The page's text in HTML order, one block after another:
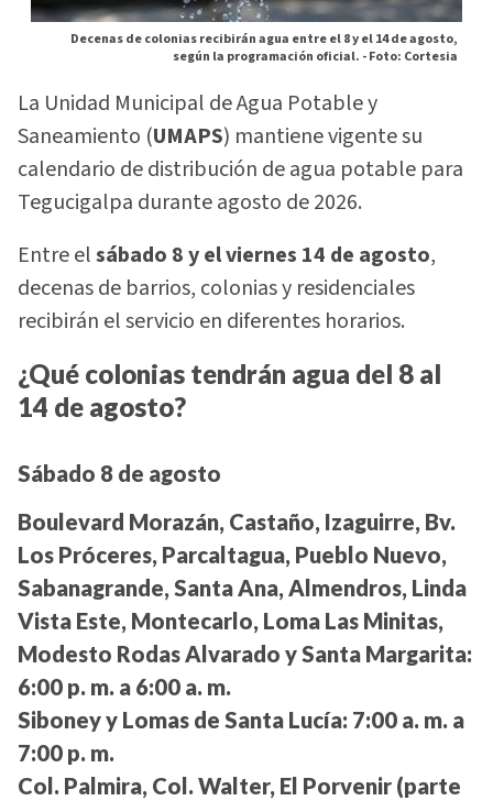
Decenas de colonias recibirán agua entre el 8 y el 14 de agosto,
según la programación oficial. -Foto: Cortesia
La Unidad Municipal de Agua Potable y
Saneamiento (UMAPS) mantiene vigente su
calendario de distribución de agua potable para
Tegucigalpa durante agosto de 2026.
Entre elsábado 8 y el viernes 14 de agosto,
decenas de barrios, colonias y residenciales
recibirán el servicio en diferentes horarios.
¿Qué colonias tendrán agua del 8 al
14 de agosto?
Sábado 8 de agosto
Boulevard Morazán, Castaño, Izaguirre, Bv.
Los Próceres, Parcaltagua, Pueblo Nuevo,
Sabanagrande, Santa Ana, Almendros, Linda
Vista Este, Montecarlo, Loma Las Minitas,
Modesto Rodas Alvarado y Santa Margarita:
6:00 p. m. a 6:00 a. m.
Siboney y Lomas de Santa Lucía: 7:00 a. m. a
7:00 p. m.
Col. Palmira, Col. Walter, El Porvenir (parte